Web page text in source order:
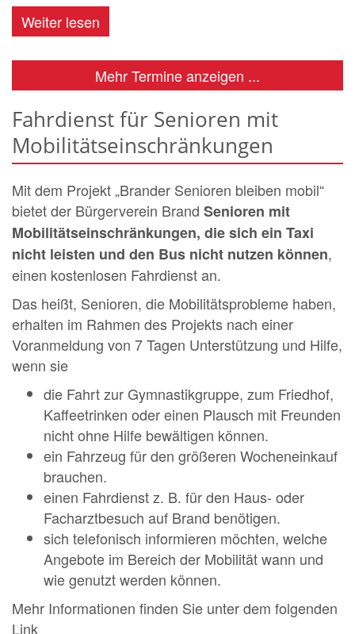
Weiter lesen
Mehr Termine anzeigen ...
Fahrdienst für Senioren mit
Mobilitätseinschränkungen
Mit dem Projekt „Brander Senioren bleiben mobil“
bietet der Bürgerverein Brand Senioren mit
Mobilitätseinschränkungen, die sich ein Taxi
nicht leisten und den Bus nicht nutzen können,
einen kostenlosen Fahrdienst an.
Das heißt, Senioren, die Mobilitätsprobleme haben,
erhalten im Rahmen des Projekts nach einer
Voranmeldung von 7 Tagen Unterstützung und Hilfe,
wenn sie
die Fahrt zur Gymnastikgruppe, zum Friedhof,
Kaffeetrinken oder einen Plausch mit Freunden
nicht ohne Hilfe bewältigen können.
ein Fahrzeug für den größeren Wocheneinkauf
brauchen.
einen Fahrdienst z. B. für den Haus- oder
Facharztbesuch auf Brand benötigen.
sich telefonisch informieren möchten, welche
Angebote im Bereich der Mobilität wann und
wie genutzt werden können.
Mehr Informationen finden Sie unter dem folgenden
Link